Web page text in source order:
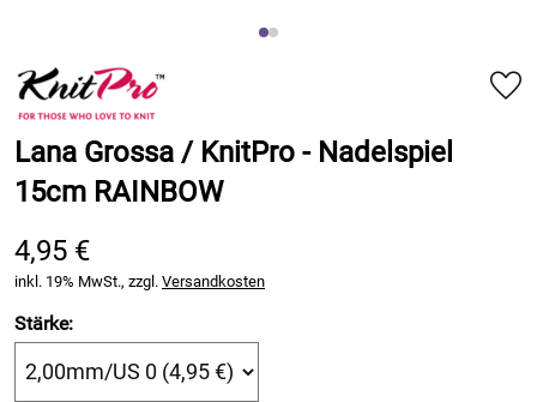
Lana Grossa / KnitPro - Nadelspiel
15cm RAINBOW
4,95 €
inkl. 19% MwSt., zzgl. Versandkosten
Stärke: